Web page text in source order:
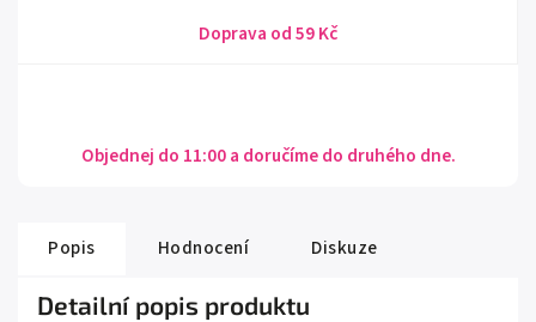
Doprava od 59 Kč
Objednej do 11:00 a doručíme do druhého dne.
Popis Hodnocení Diskuze
Detailní popis produktu